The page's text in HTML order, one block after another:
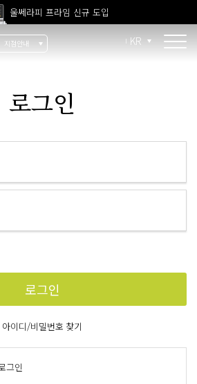
울쎄라피 프라임 신규 도입
고압산소치료 신규 도입
지점안내 KR
리더스 소개
리더스 히스토리
지점 안내
로그인
로그인
아이디/비밀번호 찾기
그인